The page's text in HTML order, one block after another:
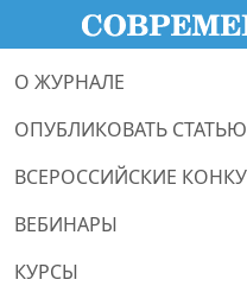
О ЖУРНАЛЕ
ОПУБЛИКОВАТЬ СТАТЬЮ
ВСЕРОССИЙСКИЕ
ВЕБИНАРЫ
КУРСЫ